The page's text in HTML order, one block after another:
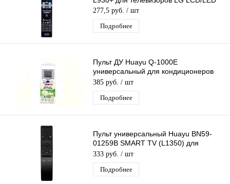
277,5 руб. / шт
Подробнее
Пульт ДУ Huayu Q-1000E
универсальный для кондиционеров
1000 в 1
385 руб. / шт
Подробнее
Пульт универсальный Huayu BN59-
01259B SMART TV (L1350) для
телевизоров Samsung
333 руб. / шт
Подробнее